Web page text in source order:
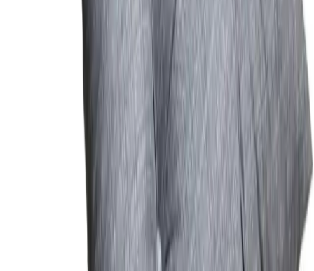
İki farklı lefty petek üstü uçan raf modelinin özellikleri, kullanıcı
yorumları ve karşılaştırmasıyla en uygun seçimi yapmanıza yardımcı